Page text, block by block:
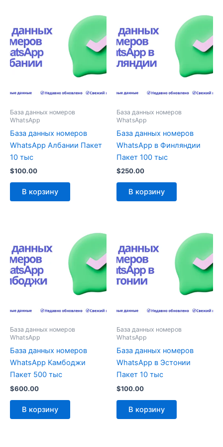
База данных номеров
WhatsApp
База данных номеров
WhatsApp Албании Пакет
10 тыс
$100.00
В корзину
База данных номеров
WhatsApp
База данных номеров
WhatsApp в Финляндии
Пакет 100 тыс
$250.00
В корзину
База данных номеров
WhatsApp
База данных номеров
WhatsApp Камбоджи
Пакет 500 тыс
$600.00
В корзину
База данных номеров
WhatsApp
База данных номеров
WhatsApp в Эстонии
Пакет 10 тыс
$100.00
В корзину